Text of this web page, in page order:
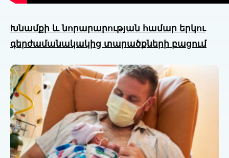
Խնամքի և նորարարության համար երկու
գերժամանակակից տարածքների բացում